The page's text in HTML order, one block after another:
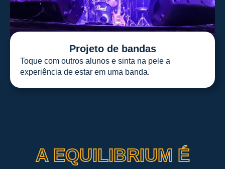
Projeto de bandas
Toque com outros alunos e sinta na pele a
experiência de estar em uma banda.
A EQUILIBRIUM É